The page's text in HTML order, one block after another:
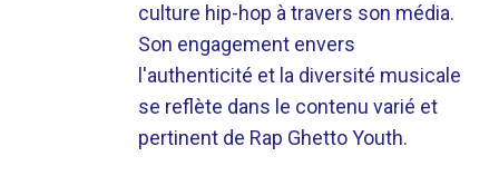
culture hip-hop à travers son média.
Son engagement envers
l'authenticité et la diversité musicale
se reflète dans le contenu varié et
pertinent de Rap Ghetto Youth.